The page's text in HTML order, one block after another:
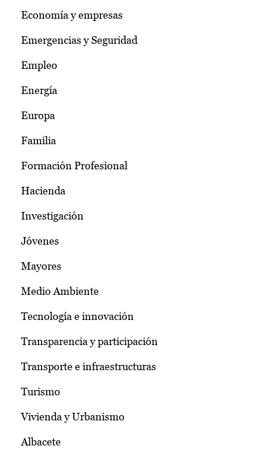
Economía y empresas
Emergencias y Seguridad
Empleo
Energía
Europa
Familia
Formación Profesional
Hacienda
Investigación
Jóvenes
Mayores
Medio Ambiente
Tecnología e innovación
Transparencia y participación
Transporte e infraestructuras
Turismo
Vivienda y Urbanismo
Albacete